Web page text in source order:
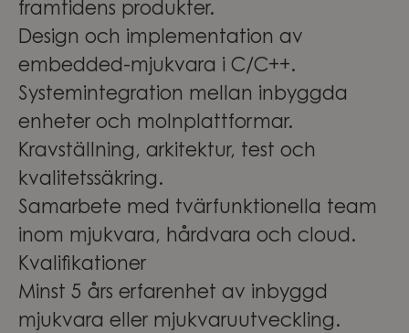
framtidens produkter.
Design och implementation av
embedded-mjukvara i C/C++.
Systemintegration mellan inbyggda
enheter och molnplattformar.
Kravställning, arkitektur, test och
kvalitetssäkring.
Samarbete med tvärfunktionella team
inom mjukvara, hårdvara och cloud.
Kvalifikationer
Minst 5 års erfarenhet av inbyggd
mjukvara eller mjukvaruutveckling.